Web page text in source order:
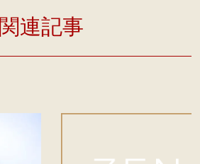
関連記事